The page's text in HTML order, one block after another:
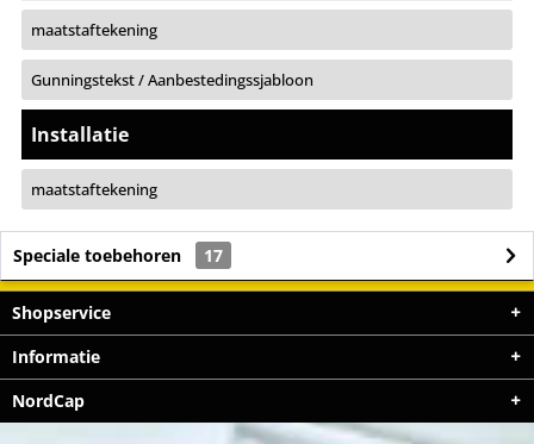
maatstaftekening
Gunningstekst / Aanbestedingssjabloon
Installatie
maatstaftekening
Speciale toebehoren 17
Shopservice
Informatie
NordCap